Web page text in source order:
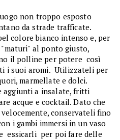
non troppo esposto
da strade trafficate.
colore bianco intenso e, per
"maturi" al ponto giusto,
il polline per potere così
i suoi aromi. Utilizzateli per
marmellate e dolci.
aggiunti a insalate, fritti
acque e cocktail. Dato che
conservateli fino
i gambi immersi in un vaso
essicarli per poi fare delle